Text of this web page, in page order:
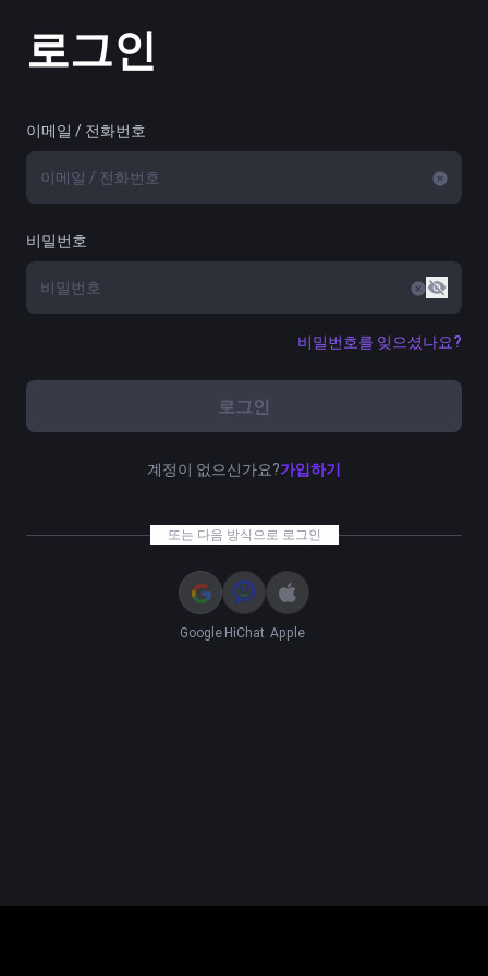
로그인
이메일 / 전화번호
비밀번호
비밀번호를 잊으셨나요?
로그인
계정이 없으신가요?가입하기
또는 다음 방식으로 로그인
Google HiChat Apple